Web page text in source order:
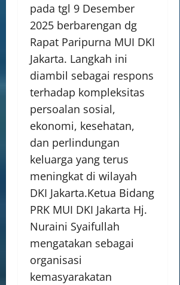
pada tgl 9 Desember
2025 berbarengan dg
Rapat Paripurna MUI DKI
Jakarta. Langkah ini
diambil sebagai respons
terhadap kompleksitas
persoalan sosial,
ekonomi, kesehatan,
dan perlindungan
keluarga yang terus
meningkat di wilayah
DKI Jakarta.Ketua Bidang
PRK MUI DKI Jakarta Hj.
Nuraini Syaifullah
mengatakan sebagai
organisasi
kemasyarakatan